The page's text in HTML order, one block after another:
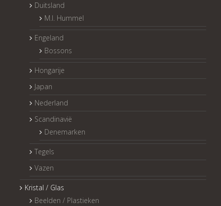
Duitsland
M.I. Hummel
Engeland
Bossons
Hongarije
Japan
Nederland
Scandinavië
Denemarken
Tegels
Vazen
Kristal / Glas
Beelden / Plastieken